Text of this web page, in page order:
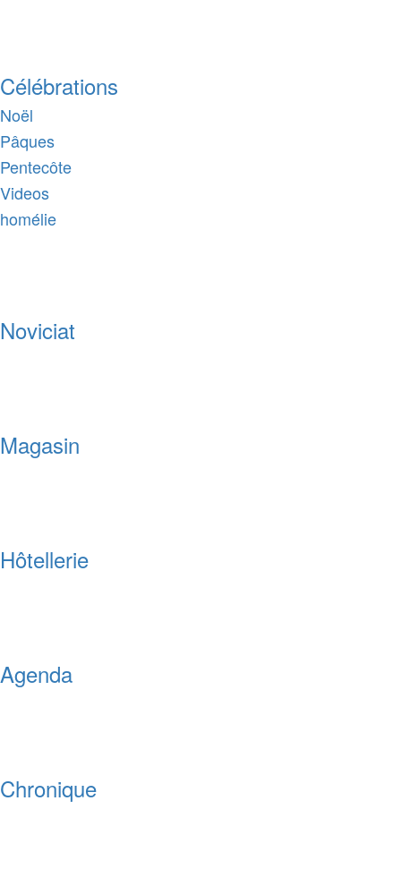
Célébrations
Noël
Pâques
Pentecôte
Videos
homélie
Noviciat
Magasin
Hôtellerie
Agenda
Chronique